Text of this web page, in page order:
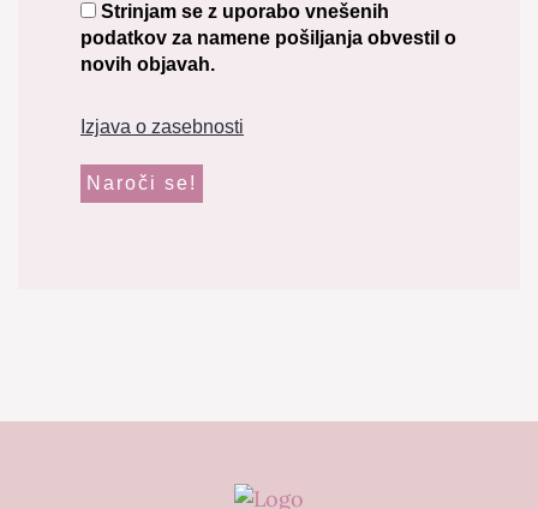
Strinjam se z uporabo vnešenih
podatkov za namene pošiljanja obvestil o
novih objavah.
Izjava o zasebnosti